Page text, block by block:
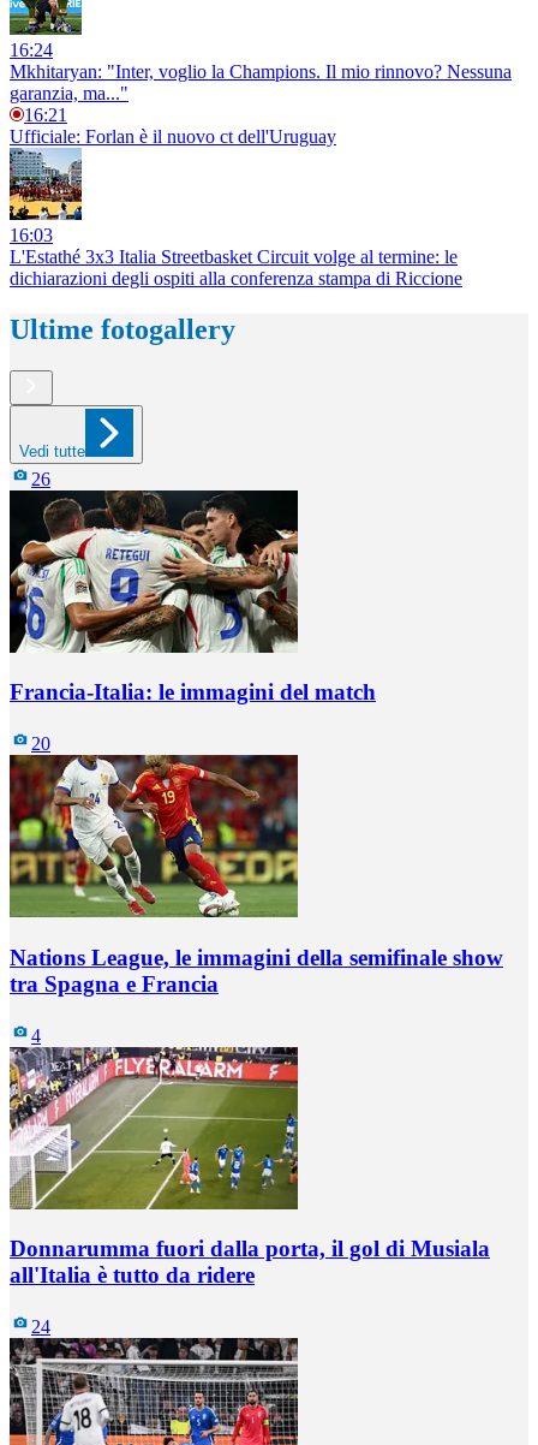
16:24
Mkhitaryan: "Inter, voglio la Champions. Il mio rinnovo? Nessuna
garanzia, ma..."
16:21
Ufficiale: Forlan è il nuovo ct dell'Uruguay
16:03
L'Estathé 3x3 Italia Streetbasket Circuit volge al termine: le
dichiarazioni degli ospiti alla conferenza stampa di Riccione
Ultime fotogallery
Vedi tutte
26
Francia-Italia: le immagini del match
20
Nations League, le immagini della semifinale show
tra Spagna e Francia
4
Donnarumma fuori dalla porta, il gol di Musiala
all'Italia è tutto da ridere
24